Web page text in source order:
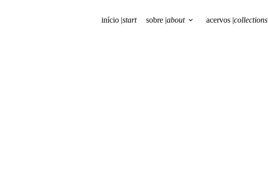
início |start sobre |about acervos |collections